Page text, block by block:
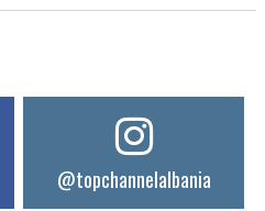
@topchannelalbania